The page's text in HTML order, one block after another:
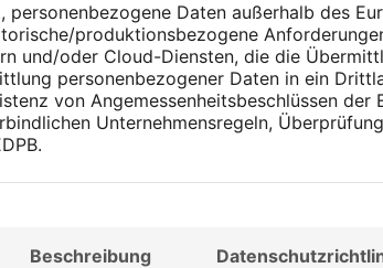
Daten außerhalb des
produktionsbezogene
und/oder Cloud-Diensten, die die
personenbezogener Daten in ein
von Angemessenheitsbeschlüssen der
Unternehmensregeln,
Beschreibung